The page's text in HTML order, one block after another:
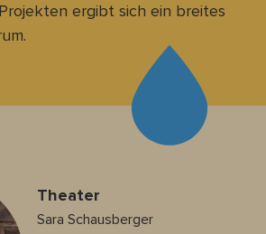
ergibt sich ein breites
Theater
Sara Schausberger